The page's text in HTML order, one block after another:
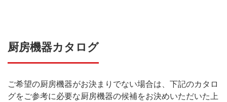
厨房機器カタログ
ご希望の厨房機器がお決まりでない場合は、下記のカタロ
グをご参考に必要な厨房機器の候補をお決めいただいた上